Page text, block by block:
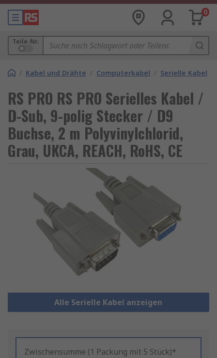
0
Teile-Nr.
/ Kabel und Drähte / Computerkabel / Serielle Kabel
RS PRO RS PRO Serielles Kabel /
D-Sub, 9-polig Stecker / D9
Buchse, 2 m Polyvinylchlorid,
Grau, UKCA, REACH, RoHS, CE
Alle Serielle Kabel anzeigen
Zwischensumme (1 Packung mit 5 Stück)*